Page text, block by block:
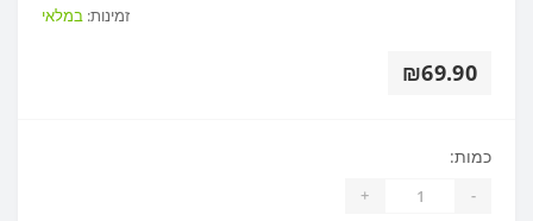
זמינות: במלאי
₪69.90
כמות:
-
+